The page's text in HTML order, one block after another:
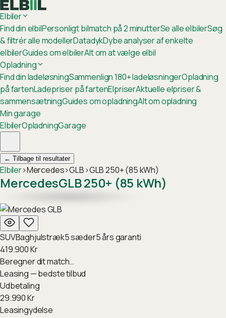
Elbiler
Find din elbilPersonligt bilmatch på 2 minutterSe alle elbilerSøg
& filtrér alle modellerDatadykDybe analyser af enkelte
elbilerGuides om elbilerAlt om at vælge elbil
Opladning
Find din ladeløsningSammenlign 180+ ladeløsningerOpladning
på fartenLadepriser på fartenElpriserAktuelle elpriser &
sammensætningGuides om opladningAlt om opladning
Min garage
ElbilerOpladningGarage
← Tilbage til resultater
Elbiler›Mercedes›GLB›GLB 250+ (85 kWh)
MercedesGLB 250+ (85 kWh)
SUVBaghjulstræk5sæder5års garanti
419.900Kr
Beregner dit match…
Leasing — bedste tilbud
Udbetaling
29.990Kr
Leasingydelse